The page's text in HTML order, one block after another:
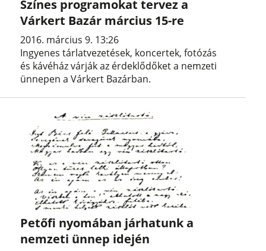
Színes programokat tervez a
Várkert Bazár március 15-re
2016. március 9. 13:26
Ingyenes tárlatvezetések, koncertek, fotózás
és kávéház várják az érdeklődőket a nemzeti
ünnepen a Várkert Bazárban.
Petőfi nyomában járhatunk a
nemzeti ünnep idején